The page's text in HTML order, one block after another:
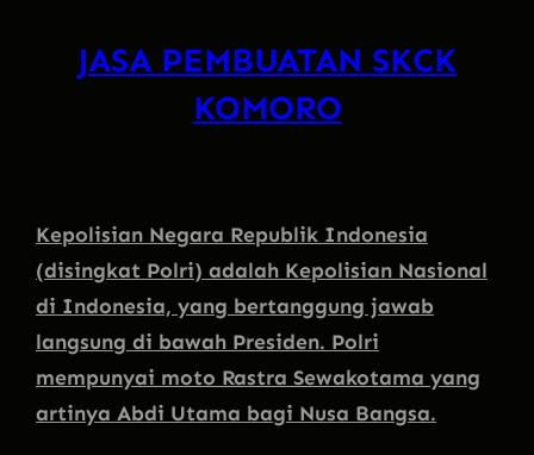
JASA PEMBUATAN SKCK
KOMORO
Kepolisian Negara Republik Indonesia
(disingkat Polri) adalah Kepolisian Nasional
di Indonesia, yang bertanggung jawab
langsung di bawah Presiden. Polri
mempunyai moto Rastra Sewakotama yang
artinya Abdi Utama bagi Nusa Bangsa.